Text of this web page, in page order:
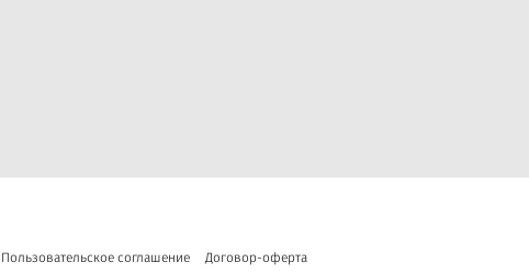
Пользовательское соглашение Договор-оферта